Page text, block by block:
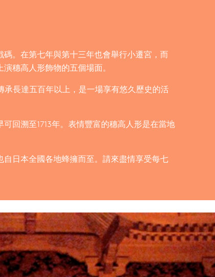
。在第七年與第十三年也會舉行小遷宮，而
穗高人形飾物的五個場面。
長達五百年以上，是一場享有悠久歷史的活
回溯至1713年。表情豐富的穗高人形是在當地
日本全國各地蜂擁而至。請來盡情享受每七